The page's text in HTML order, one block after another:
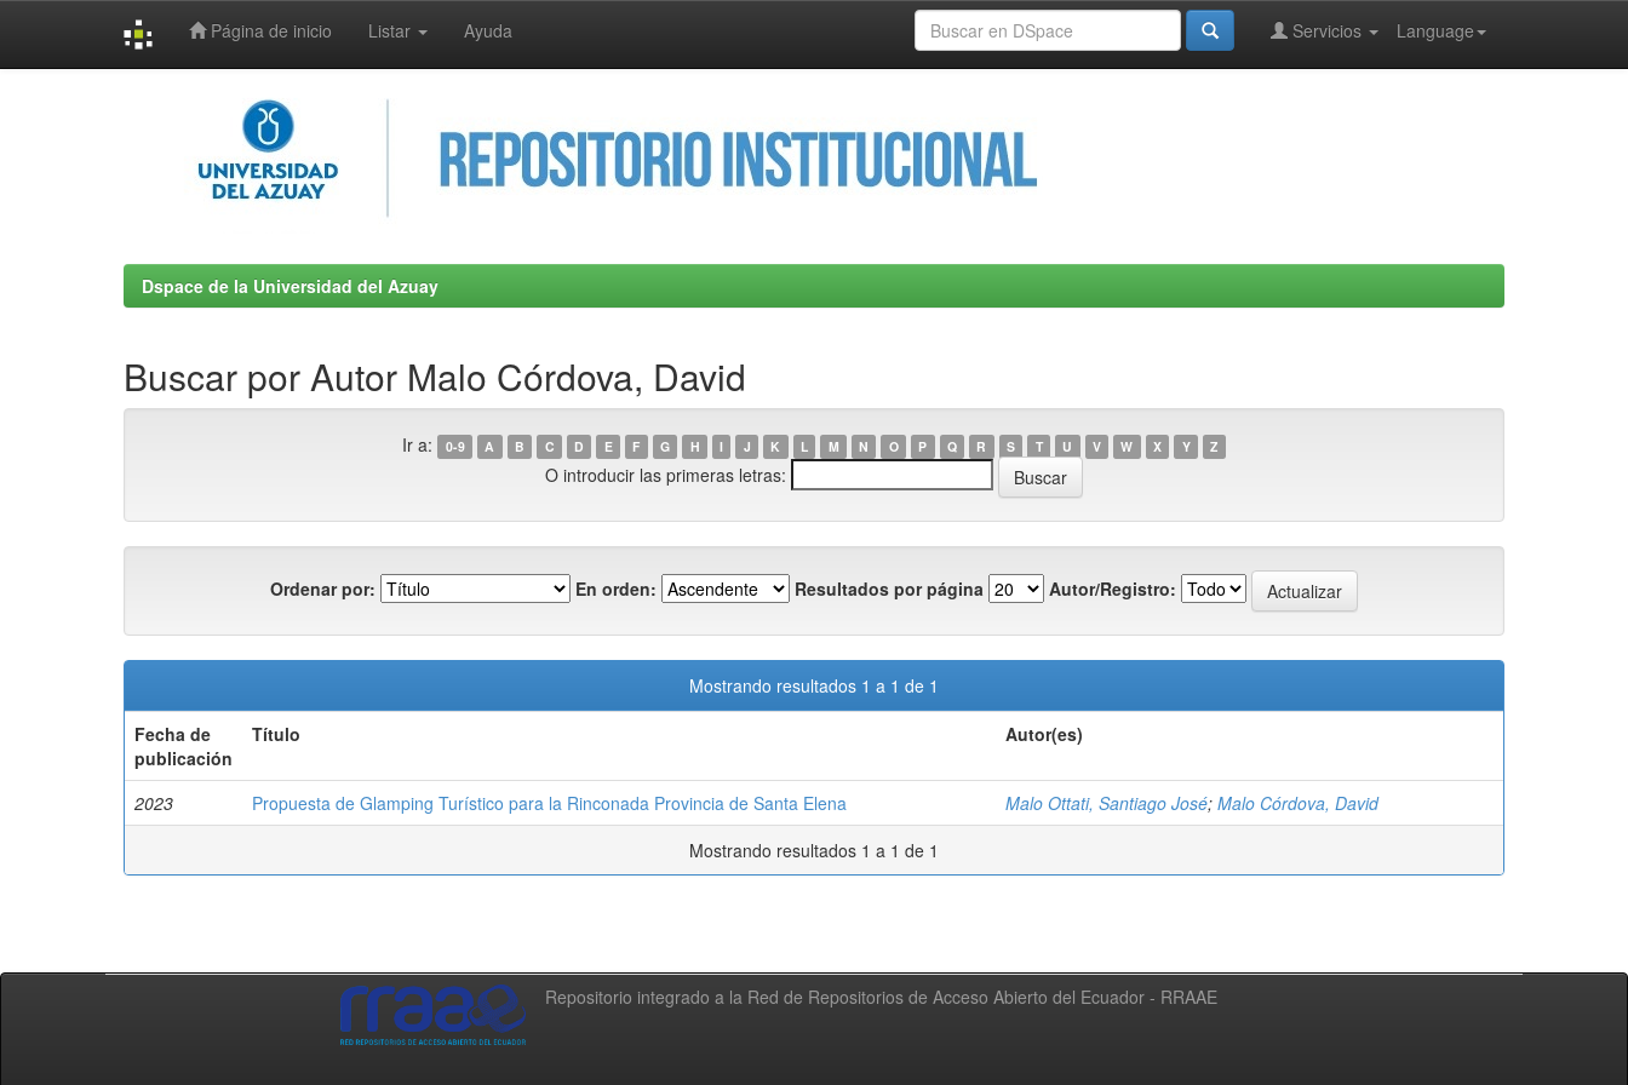
Página de inicio Listar Ayuda Language
Servicios
Dspace de la Universidad del Azuay
Buscar por Autor Malo Córdova, David
Ir a: 0-9 A B C D E F G H I J K L M N O P Q R S T U V W X Y Z
O introducir las primeras letras:
Ordenar por: En orden: Resultados por página Autor/Registro:
Mostrando resultados 1 a 1 de 1
Fecha de
publicación
Título Autor(es)
2023 Propuesta de Glamping Turístico para la Rinconada Provincia de Santa Elena Malo Ottati, Santiago José; Malo Córdova, David
Mostrando resultados 1 a 1 de 1
Repositorio integrado a la Red de Repositorios de Acceso Abierto del Ecuador - RRAAE